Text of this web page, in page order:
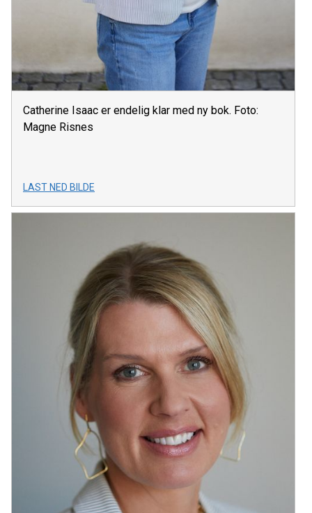
Catherine Isaac er endelig klar med ny bok. Foto:
Magne Risnes
LAST NED BILDE